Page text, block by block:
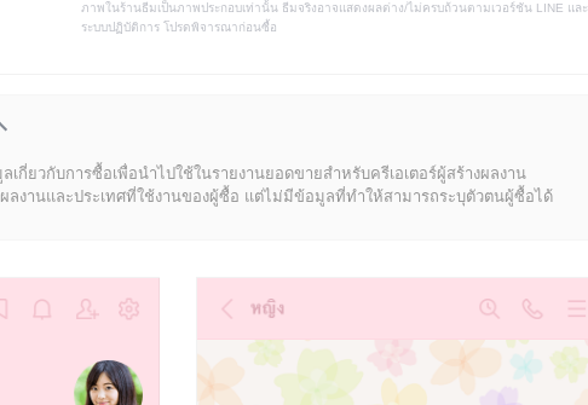
ภาพในร้านธีมเป็นภาพประกอบเท่านั้น ธีมจริงอาจแสดงผลต่าง/ไม่ครบถ้วนตามเวอร์ชัน LINE และ
ระบบปฏิบัติการ โปรดพิจารณาก่อนซื้อ
เกี่ยวกับการซื้อเพื่อนำไปใช้ในรายงานยอดขายสำหรับครีเอเตอร์ผู้สร้างผลงาน
งานและประเทศที่ใช้งานของผู้ซื้อ แต่ไม่มีข้อมูลที่ทำให้สามารถระบุตัวตนผู้ซื้อได้